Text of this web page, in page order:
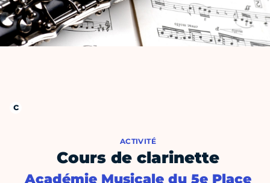
ACTIVITÉ
Cours de clarinette
Académie Musicale du 5e Place